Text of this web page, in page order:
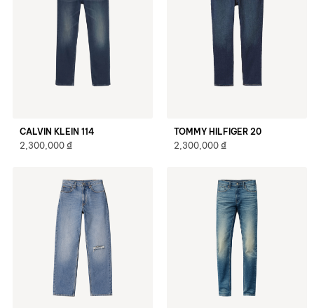
CALVIN KLEIN 114
2,300,000 ₫
TOMMY HILFIGER 20
2,300,000 ₫